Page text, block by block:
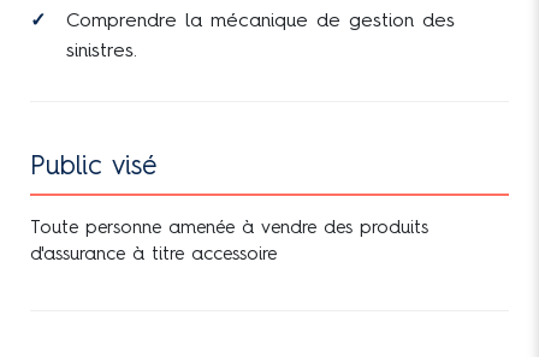
Comprendre la mécanique de gestion des
sinistres.
Public visé
Toute personne amenée à vendre des produits
d'assurance à titre accessoire